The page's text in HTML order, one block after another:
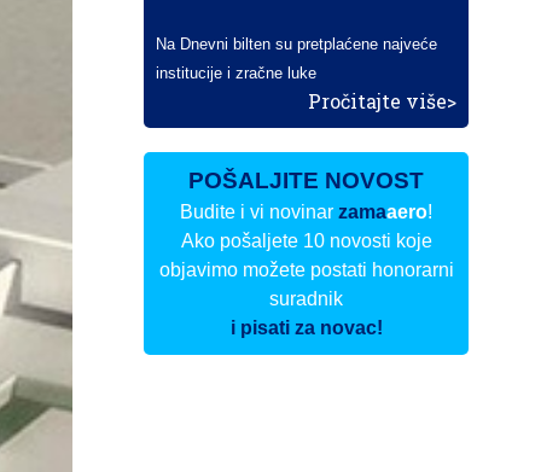
Na Dnevni bilten su pretplaćene najveće
institucije i zračne luke
Pročitajte više>
POŠALJITE NOVOST
Budite i vi novinarzamaaero!
Ako pošaljete 10 novosti koje
objavimo možete postati honorarni
suradnik
i pisati za novac!